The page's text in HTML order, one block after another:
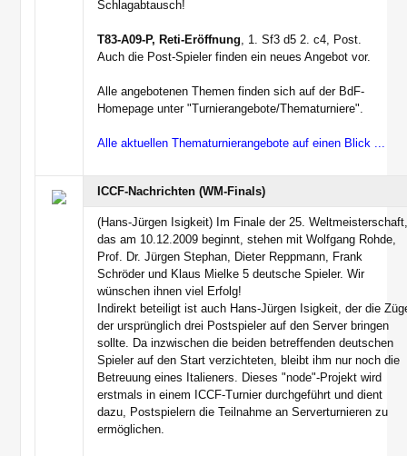
Schlagabtausch!
T83-A09-P, Reti-Eröffnung, 1. Sf3 d5 2. c4, Post.
Auch die Post-Spieler finden ein neues Angebot vor.
Alle angebotenen Themen finden sich auf der BdF-
Homepage unter "Turnierangebote/Thematurniere".
Alle aktuellen Thematurnierangebote auf einen Blick ...
ICCF-Nachrichten (WM-Finals)
(Hans-Jürgen Isigkeit) Im Finale der 25.
das am 10.12.2009 beginnt, stehen mit Wolfgang Rohde,
Prof. Dr. Jürgen Stephan, Dieter Reppmann, Frank
Schröder und Klaus Mielke 5 deutsche Spieler. Wir
wünschen ihnen viel Erfolg!
Indirekt beteiligt ist auch Hans-Jürgen Isigkeit, der die
der ursprünglich drei Postspieler auf den Server bringen
sollte. Da inzwischen die beiden betreffenden deutschen
Spieler auf den Start verzichteten, bleibt ihm nur noch die
Betreuung eines Italieners. Dieses "node"-Projekt wird
erstmals in einem ICCF-Turnier durchgeführt und dient
dazu, Postspielern die Teilnahme an Serverturnieren zu
ermöglichen.